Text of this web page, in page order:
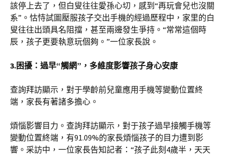
該停上去了，但白叟往往愛孫心切，感到“再玩會兒也沒關
系”。怙恃試圖壓服孩子交出手機的經過歷程中，家里的白
叟往往出頭具名阻擋，甚至兩邊發生爭持。“常常這個時
辰，孩子更要執意玩個夠。”一位家長說。
3.困擾：過早“觸網”，多維度影響孩子身心安康
查詢拜訪顯示，對于學齡前兒童應用手機等變動位置終
端，家長有著諸多擔心。
煩惱影響目力。查詢拜訪顯示，對于孩子過早接觸手機等
變動位置終端，有91.09%的家長煩惱孩子的目力遭到影
響。采訪中，一位家長告知記者：“孩子此刻4歲半，天天